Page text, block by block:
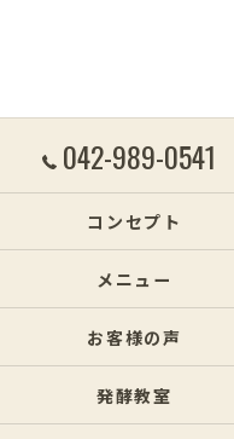
042-989-0541
コンセプト
メニュー
お客様の声
発酵教室